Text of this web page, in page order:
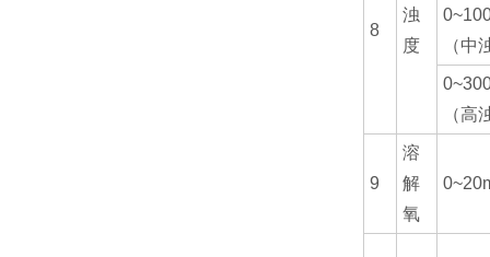
8
浊
度
（中
（高
9
溶
解
氧